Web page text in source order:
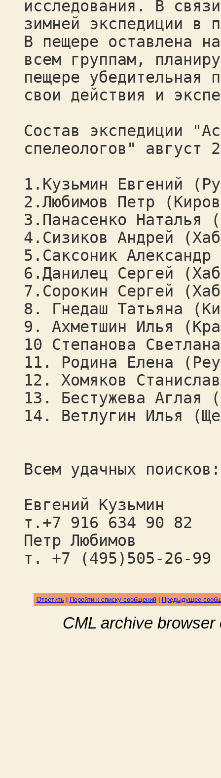
исследования. В
зимней экспедиции в
В пещере оставлена
всем группам,
пещере убедительная
свои действия и
Состав экспедиции
спелеологов" август
1.Кузьмин Евгений
2.Любимов Петр
3.Панасенко Наталья
4.Сизиков Андрей
5.Саксоник
6.Данилец Сергей
7.Сорокин Сергей
8. Гнедаш Татьяна
9. Ахметшин Илья
10 Степанова
11. Родина Елена
12. Хомяков
13. Бестужева Аглая
14. Ветлугин Илья
Всем удачных поисков:
Евгений Кузьмин
т.+7 916 634 90 82
Петр Любимов
т. +7 (495)505-26-99
Ответить| Перейти к списку сообщений| Предыдущее
CML archive